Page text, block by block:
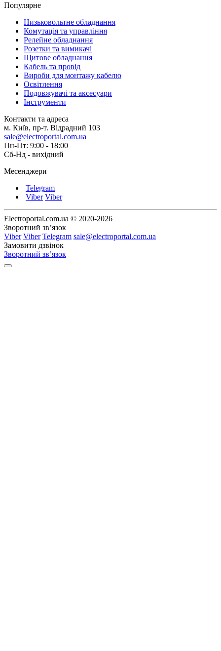
Популярне
Низьковольтне обладнання
Комутація та управління
Релейне обладнання
Розетки та вимикачі
Щитове обладнання
Кабель та провід
Вироби для монтажу кабелю
Освітлення
Подовжувачі та аксесуари
Інструменти
Контакти та адреса
м. Київ, пр-т. Відрадний 103
sale@electroportal.com.ua
Пн-Пт: 9:00 - 18:00
Сб-Нд - вихідний
Месенджери
Telegram
Viber Viber
Electroportal.com.ua © 2020-2026
Зворотний зв’язок
Viber Viber Telegram sale@electroportal.com.ua
Замовити дзвінок
Зворотний зв’язок